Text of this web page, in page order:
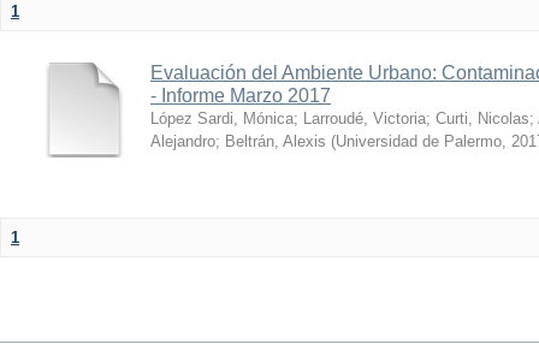
1
Evaluación del Ambiente Urbano:
- Informe Marzo 2017
López Sardi, Mónica; Larroudé, Victoria; Curti, Nicolas;
Alejandro; Beltrán, Alexis (Universidad de Palermo,
1